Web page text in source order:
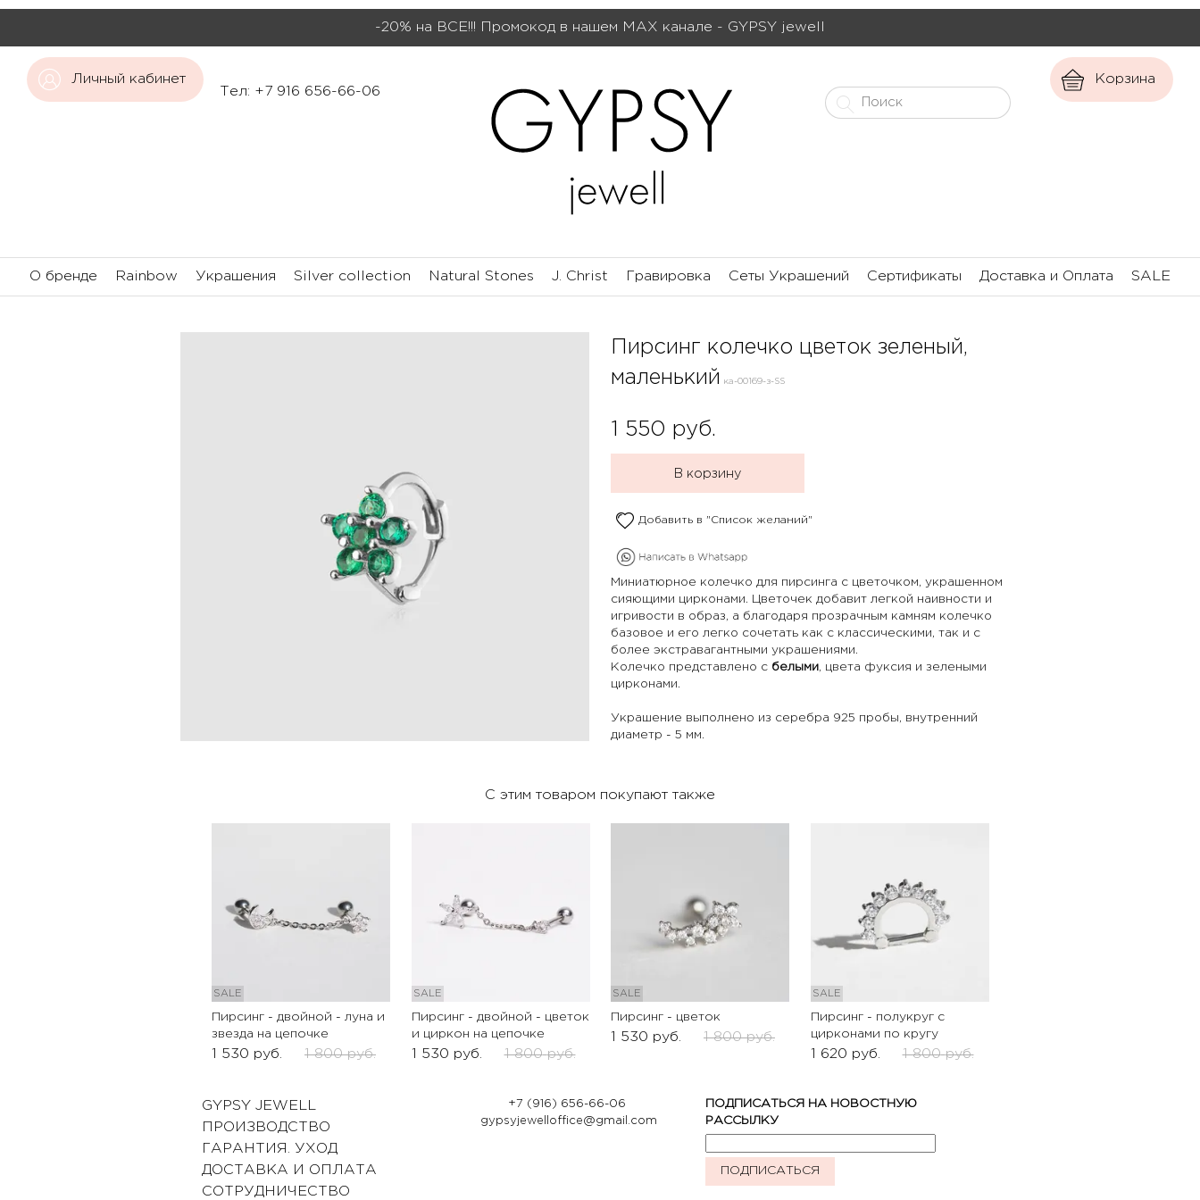
-20% на ВСЕ!!! Промокод в нашем МАХ канале - GYPSY jewell
Тел: +7 916 656-66-06
Корзина
О бренде Rainbow Украшения Silver collection Natural Stones J. Christ Гравировка Сеты Украшений Сертификаты Доставка и Оплата SALE
Пирсинг колечко цветок зеленый,
маленький ка-00169-з-SS
1 550 руб.
В корзину
Добавить в "Список желаний"
Миниатюрное колечко для пирсинга с цветочком, украшенном
сияющими цирконами. Цветочек добавит легкой наивности и
игривости в образ, а благодаря прозрачным камням колечко
базовое и его легко сочетать как с классическими, так и с
более экстравагантными украшениями.
Колечко представлено с белыми, цвета фуксия и зелеными
цирконами.
Украшение выполнено из серебра 925 пробы, внутренний
диаметр - 5 мм.
С этим товаром покупают также
SALE
Пирсинг - двойной - луна и
звезда на цепочке
1 530 руб. 1 800 руб.
SALE
Пирсинг - двойной - цветок
и циркон на цепочке
1 530 руб. 1 800 руб.
SALE
Пирсинг - цветок
1 530 руб. 1 800 руб.
SALE
Пирсинг - полукруг с
цирконами по кругу
1 620 руб. 1 800 руб.
GYPSY JEWELL
ПРОИЗВОДСТВО
ГАРАНТИЯ. УХОД
ДОСТАВКА И ОПЛАТА
СОТРУДНИЧЕСТВО
+7 (916) 656-66-06
gypsyjewelloffice@gmail.com
ПОДПИСАТЬСЯ НА НОВОСТНУЮ
РАССЫЛКУ
ПОДПИСАТЬСЯ
Личный кабинет